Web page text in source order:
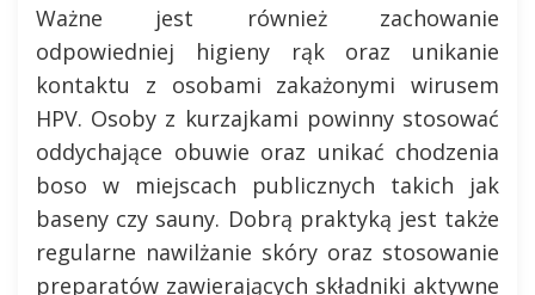
Ważne jest również zachowanie
odpowiedniej higieny rąk oraz unikanie
kontaktu z osobami zakażonymi wirusem
HPV. Osoby z kurzajkami powinny stosować
oddychające obuwie oraz unikać chodzenia
boso w miejscach publicznych takich jak
baseny czy sauny. Dobrą praktyką jest także
regularne nawilżanie skóry oraz stosowanie
preparatów zawierających składniki aktywne